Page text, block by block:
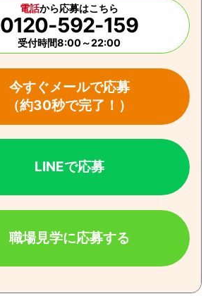
電話から応募はこちら
0120-592-159
受付時間8:00～22:00
今すぐメールで応募
（約30秒で完了！）
LINEで応募
職場見学に応募する